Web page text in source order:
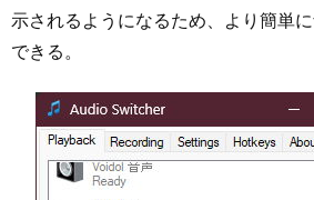
示されるようになるため、より簡単
できる。